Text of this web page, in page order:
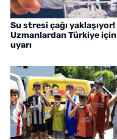
Su stresi çağı yaklaşıyor!
Uzmanlardan Türkiye için
uyarı